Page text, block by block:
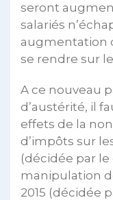
seront
salariés
augmentation
se rendre sur
A ce nouveau
d’austérité, il
effets de la
d’impôts sur
(décidée par le
manipulation
2015 (décidée